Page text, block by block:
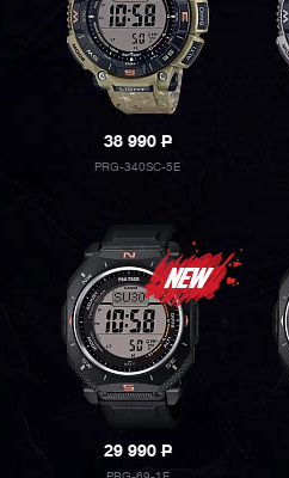
38 990P
PRG-340SC-5E
29 990P